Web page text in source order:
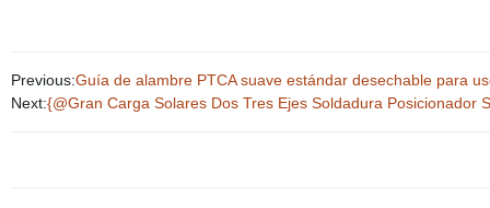
Previous:Guía de alambre PTCA suave estándar desechable para
Next:{@Gran Carga Solares Dos Tres Ejes Soldadura Posicionador